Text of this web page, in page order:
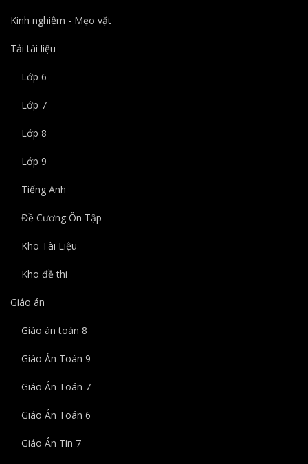
Kinh nghiệm - Mẹo vặt
Tải tài liệu
Lớp 6
Lớp 7
Lớp 8
Lớp 9
Tiếng Anh
Đề Cương Ôn Tập
Kho Tài Liệu
Kho đề thi
Giáo án
Giáo án toán 8
Giáo Án Toán 9
Giáo Án Toán 7
Giáo Án Toán 6
Giáo Án Tin 7